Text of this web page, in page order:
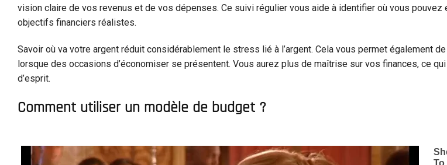
vision claire de vos revenus et de vos dépenses. Ce suivi régulier vous aide à identifier où vous pouvez
objectifs financiers réalistes.
Savoir où va votre argent réduit considérablement le stress lié à l’argent. Cela vous permet également
lorsque des occasions d’économiser se présentent. Vous aurez plus de maîtrise sur vos finances, ce
d’esprit.
Comment utiliser un modèle de budget ?